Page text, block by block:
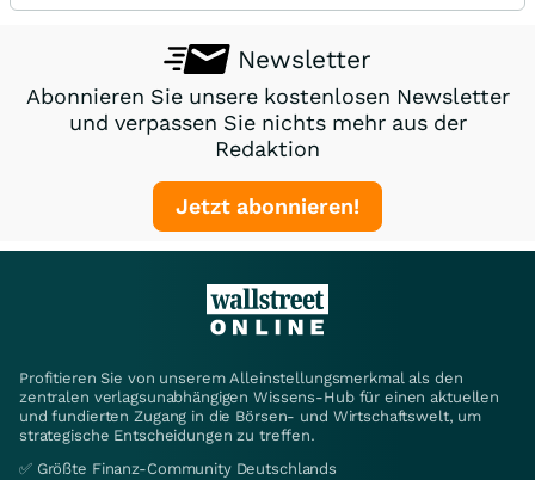
Newsletter
Abonnieren Sie unsere kostenlosen Newsletter
und verpassen Sie nichts mehr aus der
Redaktion
Jetzt abonnieren!
Profitieren Sie von unserem Alleinstellungsmerkmal als den
zentralen verlagsunabhängigen Wissens-Hub für einen aktuellen
und fundierten Zugang in die Börsen- und Wirtschaftswelt, um
strategische Entscheidungen zu treffen.
✅ Größte Finanz-Community Deutschlands